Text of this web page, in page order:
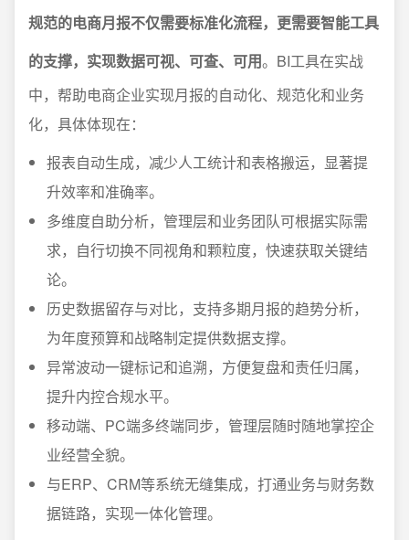
规范的电商月报不仅需要标准化流程，更需要智能工具
的支撑，实现数据可视、可查、可用。BI工具在实战
中，帮助电商企业实现月报的自动化、规范化和业务
化，具体体现在：
报表自动生成，减少人工统计和表格搬运，显著提
升效率和准确率。
多维度自助分析，管理层和业务团队可根据实际需
求，自行切换不同视角和颗粒度，快速获取关键结
论。
历史数据留存与对比，支持多期月报的趋势分析，
为年度预算和战略制定提供数据支撑。
异常波动一键标记和追溯，方便复盘和责任归属，
提升内控合规水平。
移动端、PC端多终端同步，管理层随时随地掌控企
业经营全貌。
与ERP、CRM等系统无缝集成，打通业务与财务数
据链路，实现一体化管理。